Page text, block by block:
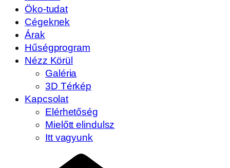
Öko-tudat
Cégeknek
Árak
Hűségprogram
Nézz Körül
Galéria
3D Térkép
Kapcsolat
Elérhetőség
Mielőtt elindulsz
Itt vagyunk